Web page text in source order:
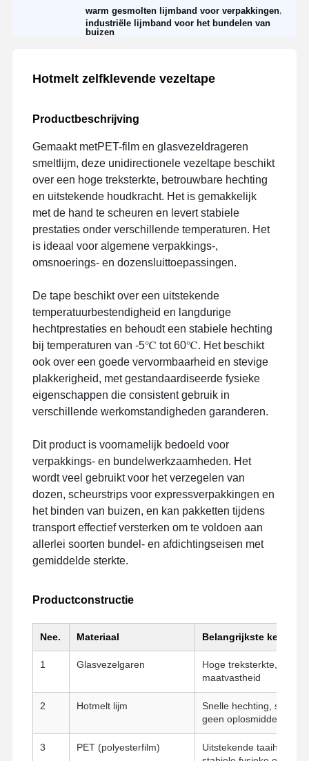
VR-Show Over Ons
warm gesmolten lijmband voor verpakkingen
industriële lijmband voor het bundelen van
buizen
Hotmelt zelfklevende vezeltape
Productbeschrijving
Gemaakt metPET-film en glasvezeldrageren
smeltlijm, deze unidirectionele vezeltape beschikt
over een hoge treksterkte, betrouwbare hechting
en uitstekende houdkracht. Het is gemakkelijk
met de hand te scheuren en levert stabiele
prestaties onder verschillende temperaturen. Het
is ideaal voor algemene verpakkings-,
omsnoerings- en dozensluittoepassingen.
De tape beschikt over een uitstekende
temperatuurbestendigheid en langdurige
hechtprestaties en behoudt een stabiele hechting
bij temperaturen van -5℃ tot 60℃. Het beschikt
ook over een goede vervormbaarheid en stevige
plakkerigheid, met gestandaardiseerde fysieke
eigenschappen die consistent gebruik in
verschillende werkomstandigheden garanderen.
Dit product is voornamelijk bedoeld voor
verpakkings- en bundelwerkzaamheden. Het
wordt veel gebruikt voor het verzegelen van
dozen, scheurstrips voor expressverpakkingen en
het binden van buizen, en kan pakketten tijdens
transport effectief versterken om te voldoen aan
allerlei soorten bundel- en afdichtingseisen met
gemiddelde sterkte.
Productconstructie
Nee. Materiaal Belangrijkste kenmerk
1 Glasvezelgaren
Hoge treksterkte,
maatvastheid
2 Hotmelt lijm
Snelle hechting, sterke
geen oplosmiddelresten
3 PET (polyesterfilm)
Uitstekende taaiheid,